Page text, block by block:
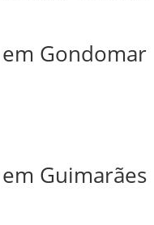
Gondomar
Guimarães